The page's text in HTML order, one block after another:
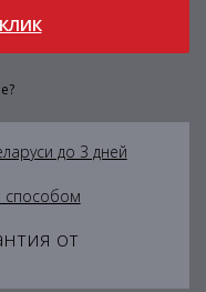
до 3 дней
от